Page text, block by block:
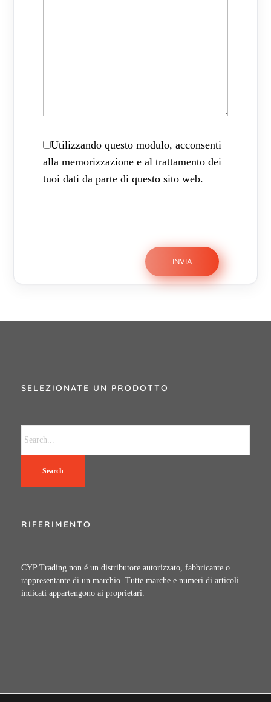
Utilizzando questo modulo, acconsenti
alla memorizzazione e al trattamento dei
tuoi dati da parte di questo sito web.
SELEZIONATE UN PRODOTTO
Search
RIFERIMENTO
CYP Trading non é un distributore autorizzato, fabbricante o
rappresentante di un marchio. Tutte marche e numeri di articoli
indicati appartengono ai proprietari.